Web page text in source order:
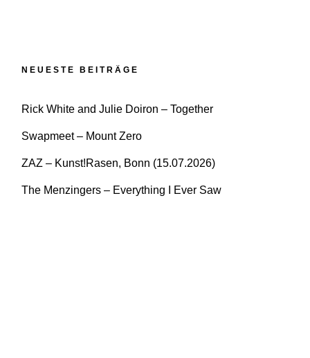
NEUESTE BEITRÄGE
Rick White and Julie Doiron – Together
Swapmeet – Mount Zero
ZAZ – Kunst!Rasen, Bonn (15.07.2026)
The Menzingers – Everything I Ever Saw